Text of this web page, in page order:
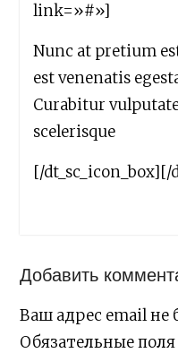
link=»#»]
Nunc at pretium
est venenatis
Curabitur
scelerisque
[/dt_sc_icon_box][/
Добавить
Ваш адрес email не
Обязательные